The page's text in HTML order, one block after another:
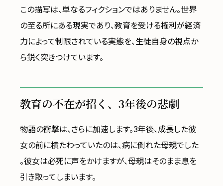
この描写は、単なるフィクションではありません。世界
の至る所にある現実であり、教育を受ける権利が経済
力によって制限されている実態を、生徒自身の視点か
ら鋭く突きつけています。
教育の不在が招く、3年後の悲劇
物語の衝撃は、さらに加速します。3年後、成長した彼
女の前に横たわっていたのは、病に倒れた母親でした
。彼女は必死に声をかけますが、母親はそのまま息を
引き取ってしまいます。